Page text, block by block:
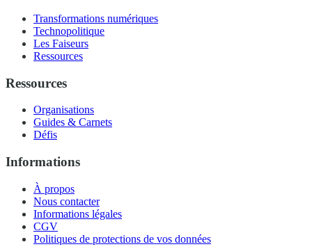
Transformations numériques
Technopolitique
Les Faiseurs
Ressources
Ressources
Organisations
Guides & Carnets
Défis
Informations
À propos
Nous contacter
Informations légales
CGV
Politiques de protections de vos données